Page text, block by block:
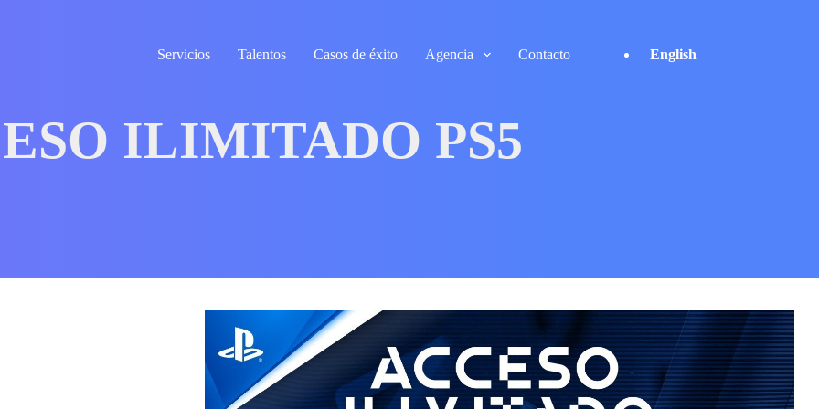
Servicios
Talentos Casos de éxito Agencia Contacto English
ILIMITADO PS5